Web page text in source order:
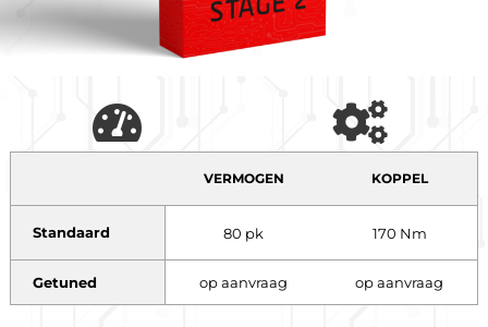
VERMOGEN KOPPEL
Standaard 80 pk 170 Nm
Getuned op aanvraag op aanvraag